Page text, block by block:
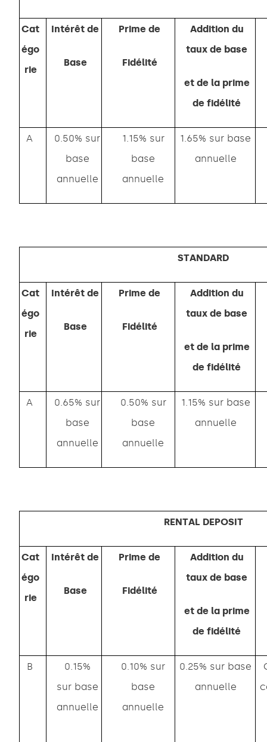
Cat
égo
rie
Intérêt de
Base
Prime de
Fidélité
Addition du
taux de base
et de la prime
de fidélité
A
0.50% sur
base
annuelle
1.15% sur
base
annuelle
1.65% sur base
annuelle
STANDARD
Cat
égo
rie
Intérêt de
Base
Prime de
Fidélité
Addition du
taux de base
et de la prime
de fidélité
A
0.65% sur
base
annuelle
0.50% sur
base
annuelle
1.15% sur base
annuelle
RENTAL DEPOSIT
Cat
égo
rie
Intérêt de
Base
Prime de
Fidélité
Addition du
taux de base
et de la prime
de fidélité
B
0.15%
sur base
annuelle
0.10% sur
base
annuelle
0.25% sur base
annuelle